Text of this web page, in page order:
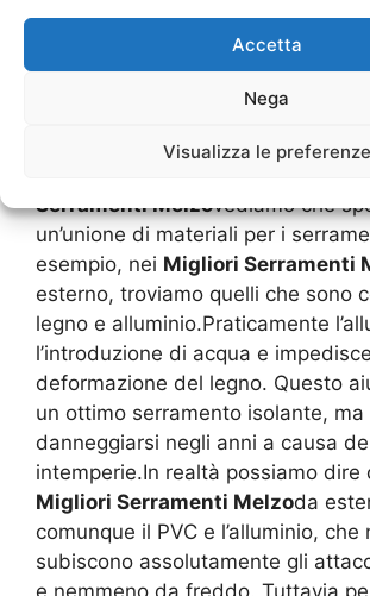
Accetta
Nega
Visualizza le preferenze
ecco che si ha anche una
legno. Vero è che attualmente
alcuni legni che hanno ricevuto
essiccazione ed hanno una
Serramenti Melzovediamo che
un’unione di materiali per i
esempio, nei Migliori Serramenti
esterno, troviamo quelli che sono
legno e alluminio.Praticamente
l’introduzione di acqua e
deformazione del legno. Questo
un ottimo serramento isolante, ma
danneggiarsi negli anni a causa
intemperie.In realtà possiamo dire
Migliori Serramenti Melzoda
comunque il PVC e l’alluminio, che
subiscono assolutamente gli